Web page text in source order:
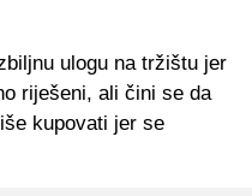
ulogu na tržištu jer
riješeni, ali čini se da
kupovati jer se